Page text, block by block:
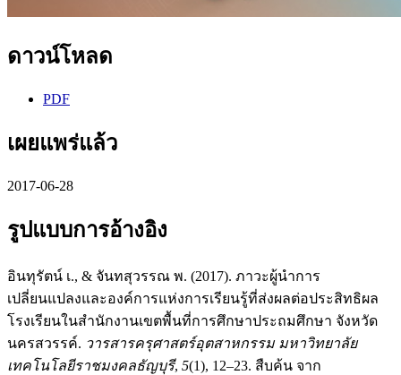
ดาวน์โหลด
PDF
เผยแพร่แล้ว
2017-06-28
รูปแบบการอ้างอิง
อินทุรัตน์ เ., & จันทสุวรรณ พ. (2017). ภาวะผู้นำการ
เปลี่ยนแปลงและองค์การแห่งการเรียนรู้ที่ส่งผลต่อประสิทธิผล
โรงเรียนในสำนักงานเขตพื้นที่การศึกษาประถมศึกษา จังหวัด
นครสวรรค์. วารสารครุศาสตร์อุตสาหกรรม มหาวิทยาลัย
เทคโนโลยีราชมงคลธัญบุรี, 5(1), 12–23. สืบค้น จาก